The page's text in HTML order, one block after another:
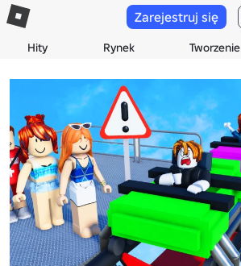
Hity Rynek Tworzenie
Zarejestruj się